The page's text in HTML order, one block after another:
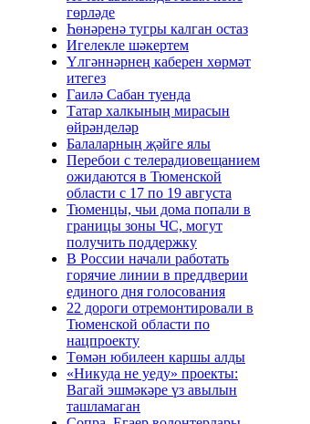
гөрләде
Һөнәренә тугры калган остаз
Игелекле шәкертем
Үлгәннәрнең каберен хөрмәт
итегез
Гаилә Сабан туенда
Татар халкының мирасын
өйрәнделәр
Балаларның җәйге ялы
Перебои с телерадиовещанием
ожидаются в Тюменской
области с 17 по 19 августа
Тюменцы, чьи дома попали в
границы зоны ЧС, могут
получить поддержку
В России начали работать
горячие линии в преддверии
единого дня голосования
22 дороги отремонтировали в
Тюменской области по
нацпроекту
Төмән юбилеен каршы алды
«Никуда не уеду» проекты:
Вагай эшмәкәре үз авылын
ташламаган